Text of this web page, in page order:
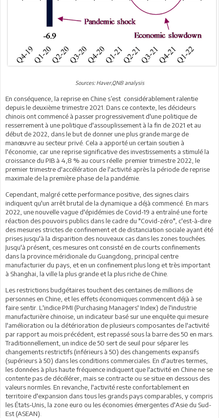
Sources: Haver,QNB analysis
En conséquence, la reprise en Chine s’est considérablement ralentie
depuis le deuxième trimestre 2021. Dans ce contexte, les décideurs
chinois ont commencé à passer progressivement d'une politique de
resserrement à une politique d'assouplissement à la fin de 2021 et au
début de 2022, dans le but de donner une plus grande marge de
manœuvre au secteur privé. Cela a apporté un certain soutien à
l'économie, car une reprise significative des investissements a stimulé la
croissance du PIB à 4,8 % au cours réelle premier trimestre 2022, le
premier trimestre d'accélération de l'activité après la période de reprise
maximale de la première phase de la pandémie.
Cependant, malgré cette performance positive, des signes clairs
indiquent qu'un arrêt brutal de la dynamique a déjà commencé. En mars
2022, une nouvelle vague d'épidémies de Covid-19 a entraîné une forte
réaction des pouvoirs publics dans le cadre du "Covid-zéro", c'est-à-dire
des mesures strictes de confinement et de distanciation sociale ayant été
prises jusqu'à la disparition des nouveaux cas dans les zones touchées.
Jusqu'à présent, ces mesures ont consisté en de courts confinements
dans la province méridionale du Guangdong, principal centre
manufacturier du pays, et en un confinement plus long et très important
à Shanghai, la ville la plus grande et la plus riche de Chine.
Les restrictions budgétaires touchent des centaines de millions de
personnes en Chine, et les effets économiques commencent déjà à se
faire sentir. L'indice PMI (Purchasing Managers' Index) de l'industrie
manufacturière chinoise, un indicateur basé sur une enquête qui mesure
l'amélioration ou la détérioration de plusieurs composantes de l'activité
par rapport au mois précédent, est repassé sous la barre des 50 en mars.
Traditionnellement, un indice de 50 sert de seuil pour séparer les
changements restrictifs (inférieurs à 50) des changements expansifs
(supérieurs à 50) dans les conditions commerciales. En d'autres termes,
les données à plus haute fréquence indiquent que l'activité en Chine ne se
contente pas de décélérer, mais se contracte ou se situe en dessous des
valeurs normles. En revanche, l'activité reste confortablement en
territoire d'expansion dans tous les grands pays comparables, y compris
les États-Unis, la zone euro ou les économies émergentes d'Asie du Sud-
Est (ASEAN).